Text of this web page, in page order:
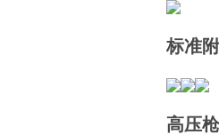
标准
高